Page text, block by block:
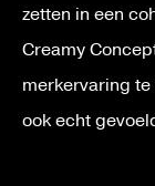
zetten in een
Creamy
merkervaring
ook echt